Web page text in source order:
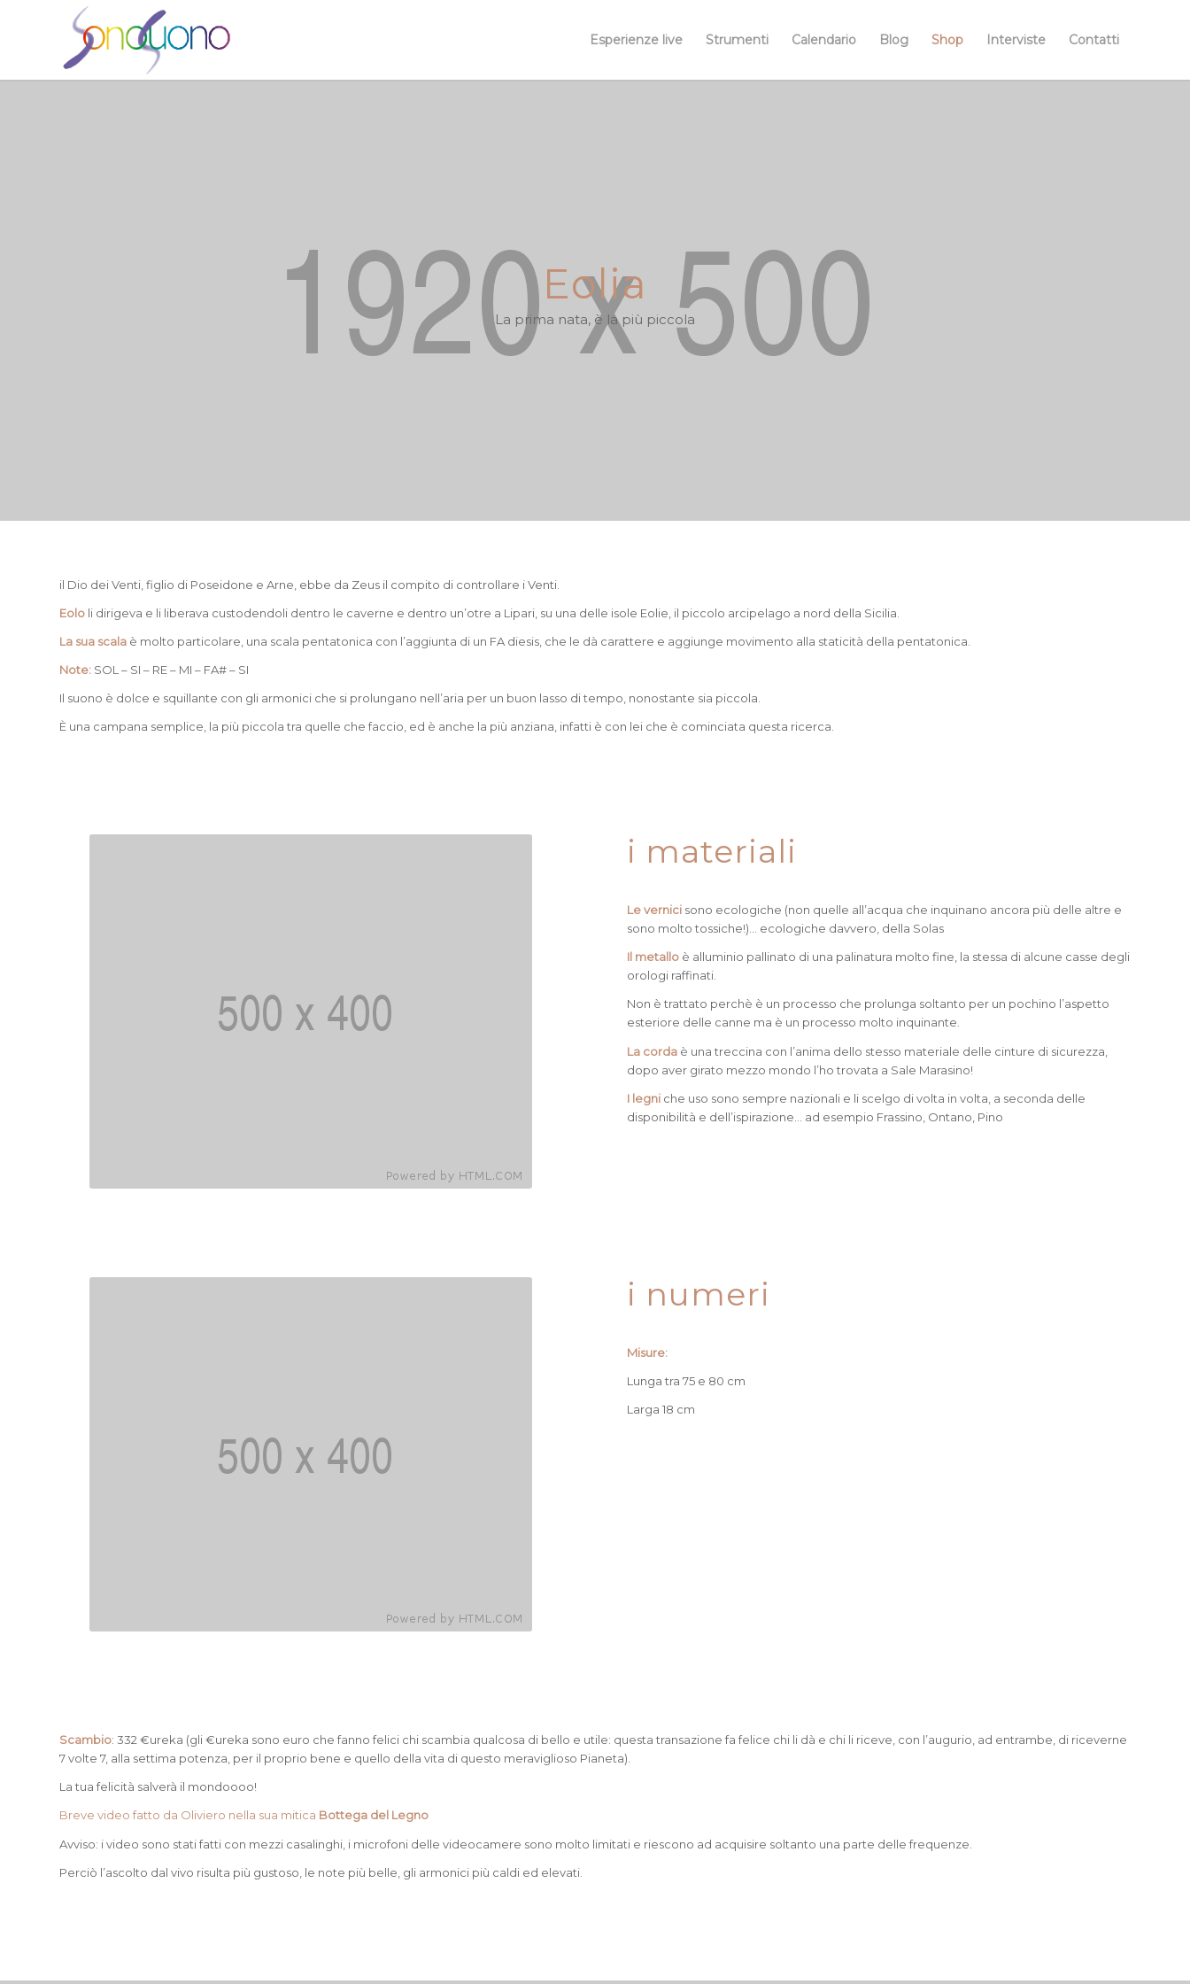
Esperienze live Strumenti Calendario Blog Shop Interviste Contatti
Eolia
La prima nata, è la più piccola
il Dio dei Venti, figlio di Poseidone e Arne, ebbe da Zeus il compito di controllare i Venti.
Eolo li dirigeva e li liberava custodendoli dentro le caverne e dentro un’otre a Lipari, su una delle isole Eolie, il piccolo arcipelago a nord della Sicilia.
La sua scala è molto particolare, una scala pentatonica con l’aggiunta di un FA diesis, che le dà carattere e aggiunge movimento alla staticità della pentatonica.
Note: SOL – SI – RE – MI – FA# – SI
Il suono è dolce e squillante con gli armonici che si prolungano nell’aria per un buon lasso di tempo, nonostante sia piccola.
È una campana semplice, la più piccola tra quelle che faccio, ed è anche la più anziana, infatti è con lei che è cominciata questa ricerca.
i materiali
Le vernici sono ecologiche (non quelle all’acqua che inquinano ancora più delle altre e
sono molto tossiche!)… ecologiche davvero, della Solas
Il metallo è alluminio pallinato di una palinatura molto fine, la stessa di alcune casse degli
orologi raffinati.
Non è trattato perchè è un processo che prolunga soltanto per un pochino l’aspetto
esteriore delle canne ma è un processo molto inquinante.
La corda è una treccina con l’anima dello stesso materiale delle cinture di sicurezza,
dopo aver girato mezzo mondo l’ho trovata a Sale Marasino!
I legni che uso sono sempre nazionali e li scelgo di volta in volta, a seconda delle
disponibilità e dell’ispirazione… ad esempio Frassino, Ontano, Pino
i numeri
Misure:
Lunga tra 75 e 80 cm
Larga 18 cm
Scambio: 332 €ureka (gli €ureka sono euro che fanno felici chi scambia qualcosa di bello e utile: questa transazione fa felice chi li dà e chi li riceve, con l’augurio, ad entrambe, di riceverne
7 volte 7, alla settima potenza, per il proprio bene e quello della vita di questo meraviglioso Pianeta).
La tua felicità salverà il mondoooo!
Breve video fatto da Oliviero nella sua mitica Bottega del Legno
Avviso: i video sono stati fatti con mezzi casalinghi, i microfoni delle videocamere sono molto limitati e riescono ad acquisire soltanto una parte delle frequenze.
Perciò l’ascolto dal vivo risulta più gustoso, le note più belle, gli armonici più caldi ed elevati.